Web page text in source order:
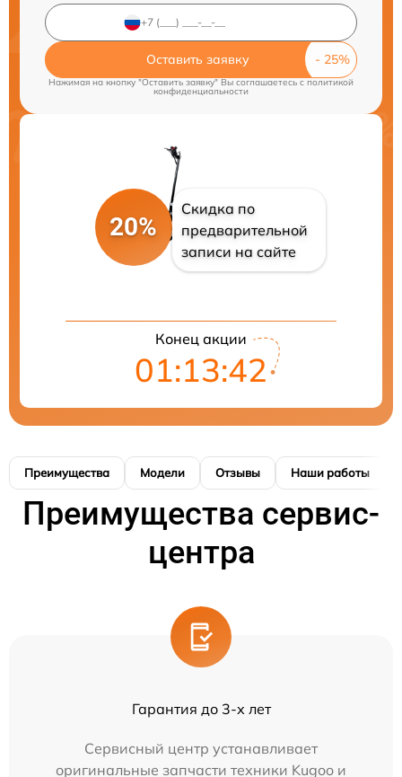
Оставить заявку
Нажимая на кнопку "Оставить заявку" Вы соглашаетесь cполитикой
конфиденциальности
20%
Скидка по
предварительной
записи на сайте
Конец акции
01:13:41
Преимущества Модели Отзывы Наши работы
Преимущества сервис-
центра
Гарантия до 3-х лет
Сервисный центр устанавливает
оригинальные запчасти техники Kugoo и